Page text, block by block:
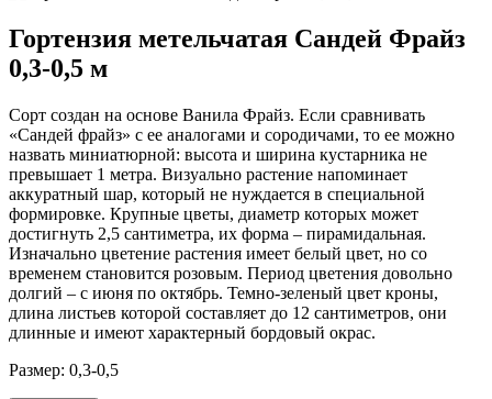
Гортензия метельчатая Сандей Фрайз
0,3-0,5 м
Сорт создан на основе Ванила Фрайз. Если сравнивать
«Сандей фрайз» с ее аналогами и сородичами, то ее можно
назвать миниатюрной: высота и ширина кустарника не
превышает 1 метра. Визуально растение напоминает
аккуратный шар, который не нуждается в специальной
формировке. Крупные цветы, диаметр которых может
достигнуть 2,5 сантиметра, их форма – пирамидальная.
Изначально цветение растения имеет белый цвет, но со
временем становится розовым. Период цветения довольно
долгий – с июня по октябрь. Темно-зеленый цвет кроны,
длина листьев которой составляет до 12 сантиметров, они
длинные и имеют характерный бордовый окрас.
Размер: 0,3-0,5